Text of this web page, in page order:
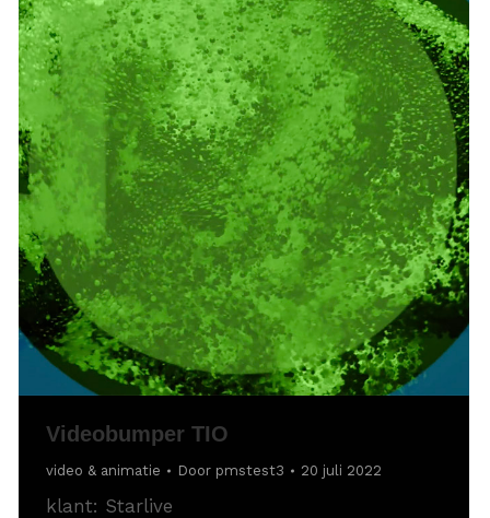
Videobumper TIO
video & animatie Door pmstest3 20 juli 2022
klant: Starlive